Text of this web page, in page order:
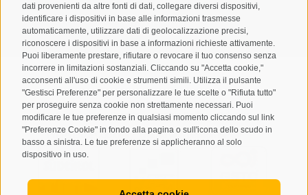
dati provenienti da altre fonti di dati, collegare diversi dispositivi,
identificare i dispositivi in base alle informazioni trasmesse
automaticamente, utilizzare dati di geolocalizzazione precisi,
riconoscere i dispositivi in base a informazioni richieste attivamente.
Puoi liberamente prestare, rifiutare o revocare il tuo consenso senza
incorrere in limitazioni sostanziali. Cliccando su "Accetta cookie,"
acconsenti all'uso di cookie e strumenti simili. Utilizza il pulsante
"Gestisci Preferenze" per personalizzare le tue scelte o "Rifiuta tutto"
per proseguire senza cookie non strettamente necessari. Puoi
modificare le tue preferenze in qualsiasi momento cliccando sul link
"Preferenze Cookie" in fondo alla pagina o sull'icona dello scudo in
basso a sinistra. Le tue preferenze si applicheranno al solo
dispositivo in uso.
ABBONARSI
Mappa del sito • Credits • Cookie Policy • Privacy •
Preferenze Cookies • created with passion by